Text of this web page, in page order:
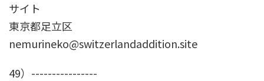
サイト
東京都足立区
nemurineko@switzerlandaddition.site
49）----------------